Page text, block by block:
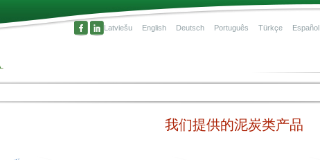
Latviešu English Deutsch Português Türkçe Español
我们提供的泥炭类产品